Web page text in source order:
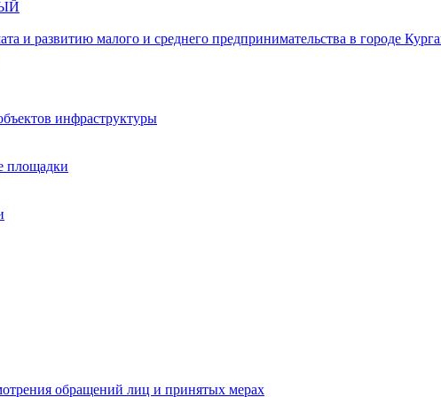
и развитию малого и среднего предпринимательства в городе
инфраструктуры
площадки
обращений лиц и принятых мерах